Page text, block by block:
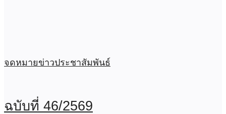
จดหมายข่าวประชาสัมพันธ์
ฉบับที่ 46/2569